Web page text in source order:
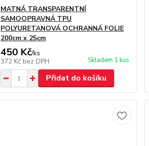
MATNÁ TRANSPARENTNÍ
SAMOOPRAVNÁ TPU
POLYURETANOVÁ OCHRANNÁ FOLIE
200cm x 25cm
450 Kč/ks
372 Kč bez DPH Skladem 1 kus
Přidat do košíku